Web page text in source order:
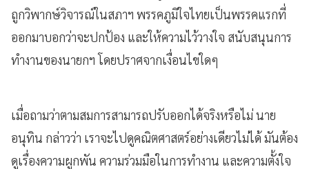
ถูกวิพากษ์วิจารณ์ในสภาฯ พรรคภูมิใจไทยเป็นพรรคแรกที่
ออกมาบอกว่าจะปกป้อง และให้ความไว้วางใจ สนับสนุนการ
ทำงานของนายกฯ โดยปราศจากเงื่อนไขใดๆ
เมื่อถามว่าตามสมการสามารถปรับออกได้จริงหรือไม่ นาย
อนุทิน กล่าวว่า เราจะไปดูคณิตศาสตร์อย่างเดียวไม่ได้ มันต้อง
ดูเรื่องความผูกพัน ความร่วมมือในการทำงาน และความตั้งใจ